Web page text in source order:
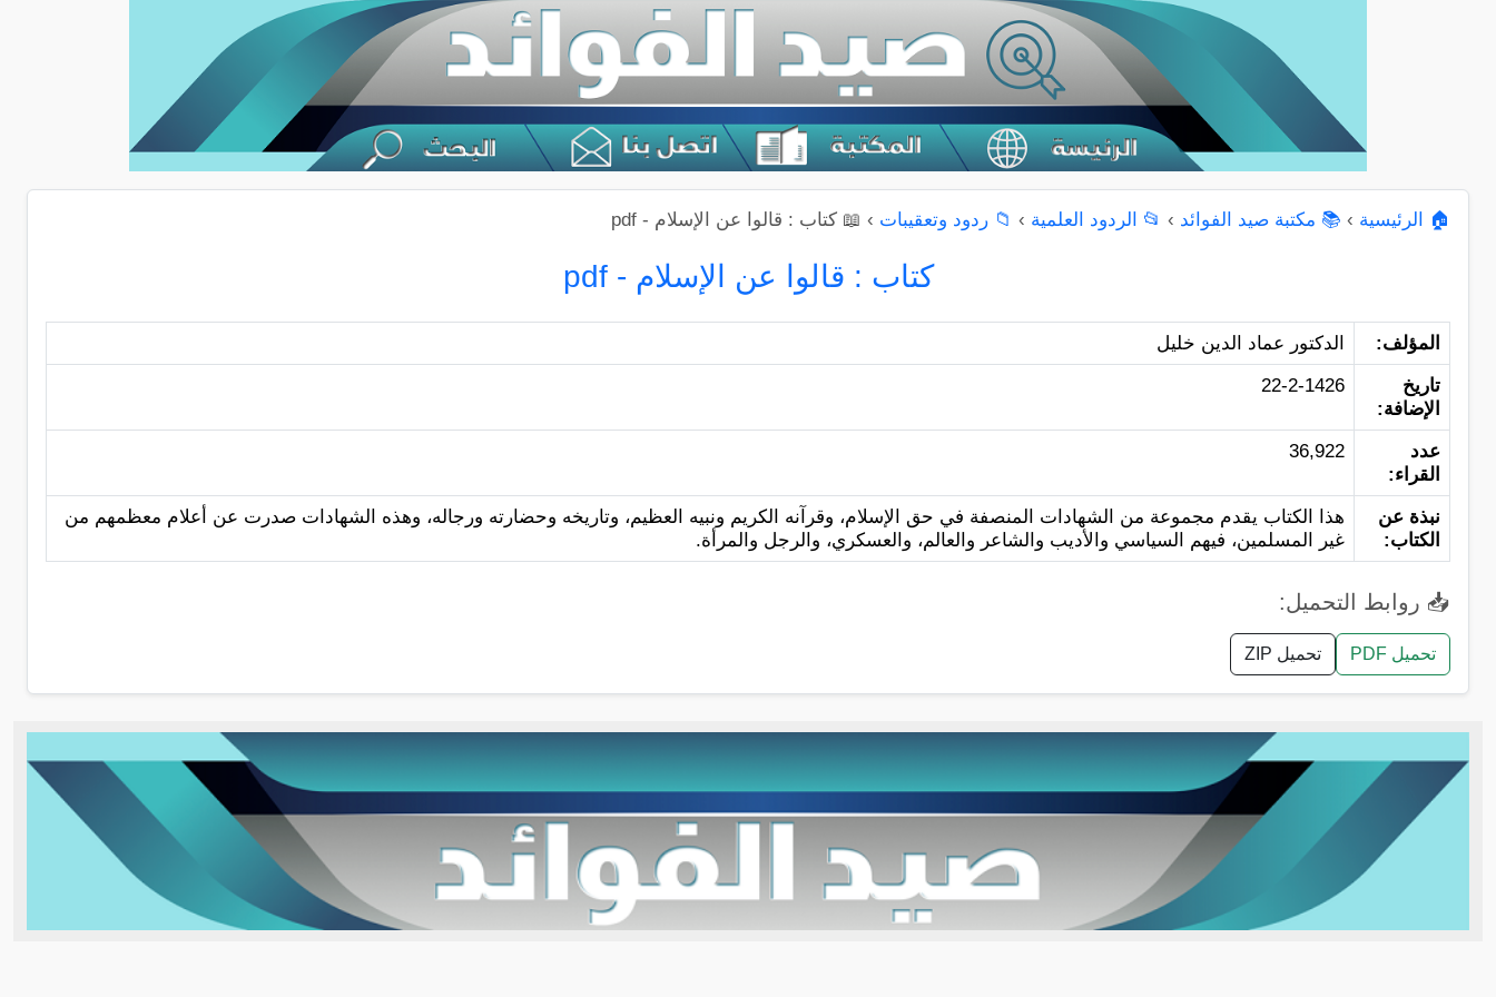
🏠 الرئيسية › 📚 مكتبة صيد الفوائد › 📂 الردود العلمية › 📁 ردود وتعقيبات › 📖 كتاب : قالوا عن الإسلام - pdf
كتاب : قالوا عن الإسلام - pdf
المؤلف:
الدكتور عماد الدين خليل
تاريخ
الإضافة:
22-2-1426
عدد
القراء:
36,922
نبذة عن
الكتاب:
هذا الكتاب يقدم مجموعة من الشهادات المنصفة في حق الإسلام، وقرآنه الكريم ونبيه العظيم، وتاريخه وحضارته ورجاله، وهذه الشهادات صدرت عن أعلام معظمهم من
غير المسلمين، فيهم السياسي والأديب والشاعر والعالم، والعسكري، والرجل والمرأة.
📥 روابط التحميل:
تحميل PDF تحميل ZIP